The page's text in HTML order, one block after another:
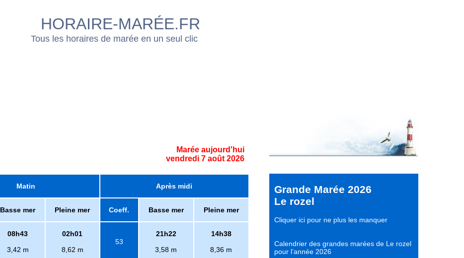
HORAIRE-MARÉE.FR
Tous les horaires de marée en un seul clic
Marée aujourd'hui
vendredi 7 août 2026
Matin Après midi
Basse mer Pleine mer Coeff. Basse mer Pleine mer
08h43
3,42 m
02h01
8,62 m
53
21h22
3,58 m
14h38
8,36 m
Grande Marée 2026
Le rozel
Cliquer ici pour ne plus les manquer
Calendrier des grandes marées de Le rozel
pour l’année 2026